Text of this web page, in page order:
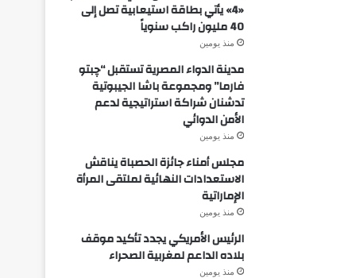
«4» يأتي بطاقة استيعابية تصل إلى
40 مليون راكب سنوياً
منذ يومين
مدينة الدواء المصرية تستقبل “چبتو
فارما” ومجموعة باشا الجيبوتية
تدشنان شراكة استراتيجية لدعم
الأمن الدوائي
منذ يومين
مجلس أمناء جائزة الحصباة يناقش
الاستعدادات النهائية لملتقى المرأة
الإماراتية
منذ يومين
الرئيس الأمريكي يجدد تأكيد موقف
بلاده الداعم لمغربية الصحراء
منذ يومين